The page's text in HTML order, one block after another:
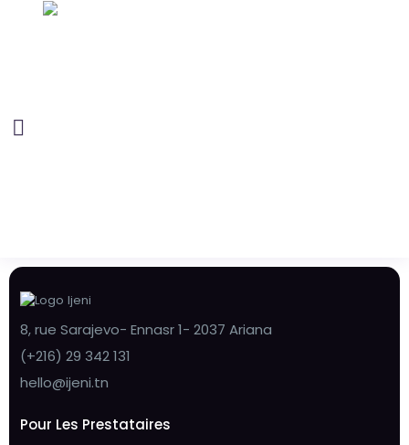
8, rue Sarajevo- Ennasr 1- 2037 Ariana
(+216) 29 342 131
hello@ijeni.tn
Pour Les Prestataires